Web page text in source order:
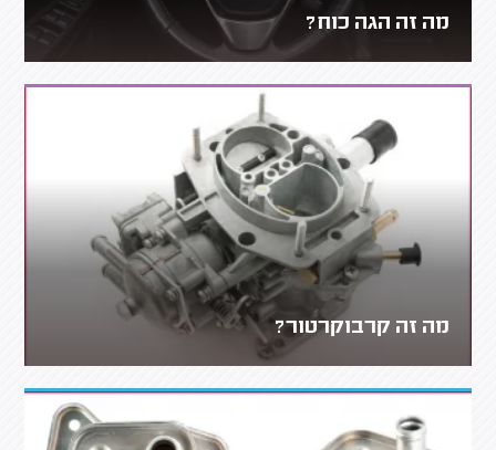
מה זה הגה כוח?
מה זה קרבוקרטור?